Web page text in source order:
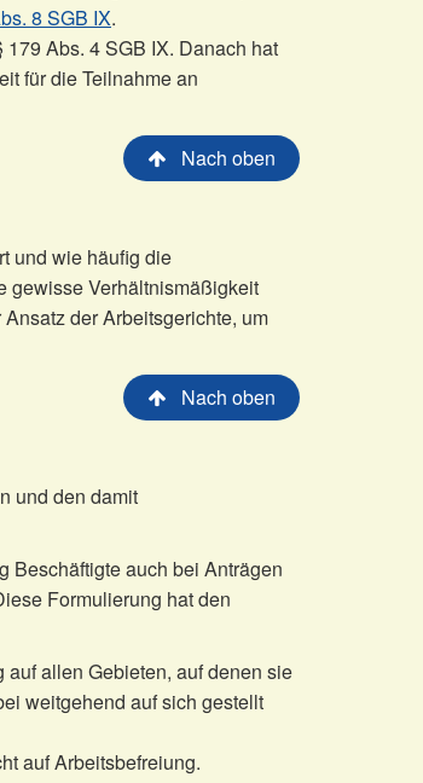
8 SGB IX.
Abs. 4 SGB IX. Danach hat
für die Teilnahme an
Nach oben
und wie häufig die
gewisse Verhältnismäßigkeit
der Arbeitsgerichte, um
Nach oben
und den damit
Beschäftigte auch bei Anträgen
Formulierung hat den
allen Gebieten, auf denen sie
weitgehend auf sich gestellt
auf Arbeitsbefreiung.